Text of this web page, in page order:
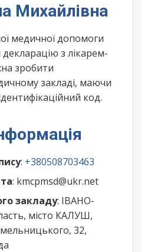
Михайлівна
медичної допомоги
декларацію з лікарем-
зробити
закладі, маючи
код.
: +380508703463
: kmcpmsd@ukr.net
закладу: ІВАНО-
місто КАЛУШ,
32,